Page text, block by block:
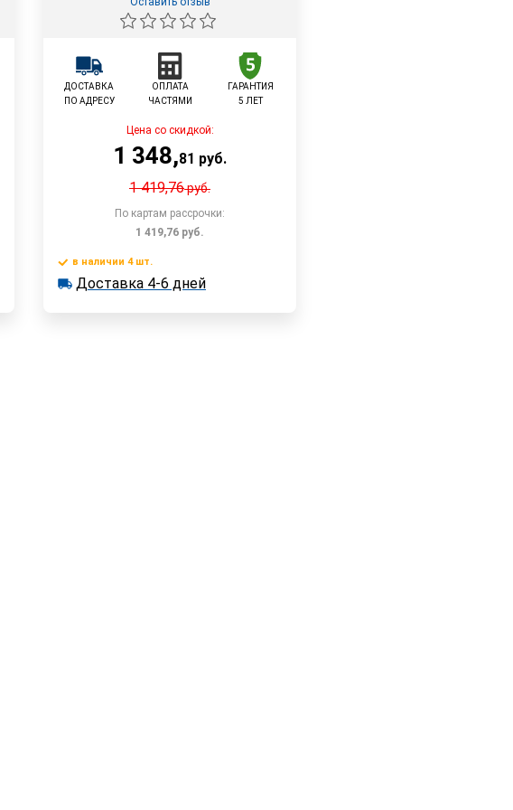
ДОСТАВКА
ПО АДРЕСУ
ОПЛАТА
ЧАСТЯМИ
ГАРАНТИЯ
5 ЛЕТ
Цена со скидкой:
1 348,81 руб.
1 419,76руб.
По картам рассрочки:
1 419,76 руб.
В корзину
в наличии 4 шт. Доставка 4-6 дней
в наличии 4 шт.
Доставка 4-6 дней